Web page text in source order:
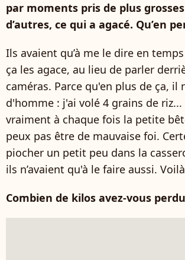
par moments pris de plus
d’autres, ce qui a agacé. Qu’en
Ils avaient qu’à me le dire en
ça les agace, au lieu de parler
caméras. Parce qu'en plus de ça, il
d'homme : j'ai volé 4 grains de
vraiment à chaque fois la petite
peux pas être de mauvaise foi.
piocher un petit peu dans la
ils n’avaient qu'à le faire aussi.
Combien de kilos avez-vous